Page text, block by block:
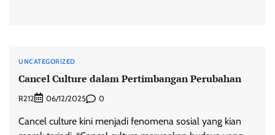
UNCATEGORIZED
Cancel Culture dalam Pertimbangan Perubahan
R212 06/12/2025 0
Cancel culture kini menjadi fenomena sosial yang kian